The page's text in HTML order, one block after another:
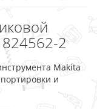
2
Makita
и